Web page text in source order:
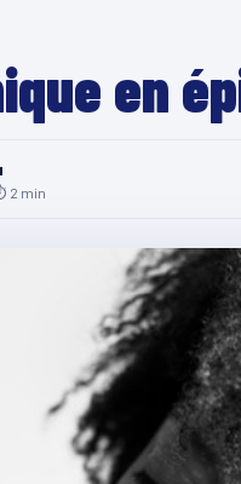
en
2 min